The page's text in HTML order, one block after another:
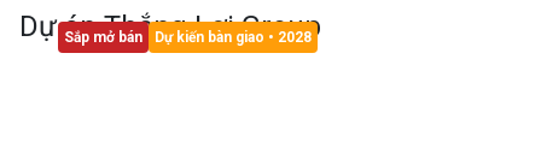
Dự ánThắng Lợi Group
Sắp mở bán Dự kiến bàn giao • 2028